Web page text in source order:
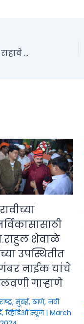
पत्रकाराने हिटलरशाही विरोधात उभे राहावे !ज्येष्ठ संपादक महावीर जोंधळे यांचे आवाहन
शेवाळे
उपस्थितीत
नाईक यांचे
गाऱ्हाणे
,मुंबई, ठाणे, नवी
,व्हिडिओ न्यूज|March